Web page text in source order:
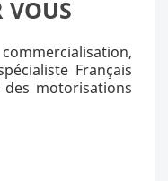
VOUS
Français
motorisations